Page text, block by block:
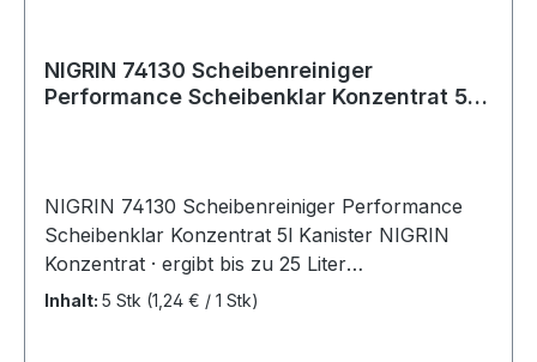
NIGRIN 74130 Scheibenreiniger
Performance Scheibenklar Konzentrat 5l
NIGRIN 74130 Scheibenreiniger Performance
Scheibenklar Konzentrat 5l Kanister NIGRIN
Konzentrat · ergibt bis zu 25 Liter
Reinigungsflüssigkeit · "Designerduft" · beseitigt
Inhalt: 5 Stk (1,24 € / 1 Stk)